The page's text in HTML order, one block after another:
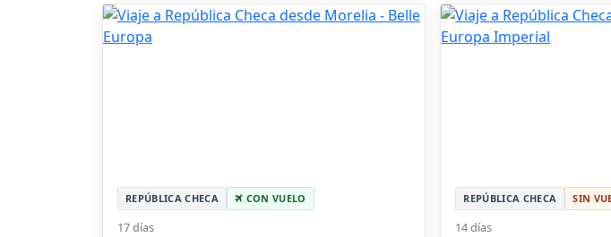
REPÚBLICA CHECA CON VUELO
17 días
REPÚBLICA CHECA SIN
14 días